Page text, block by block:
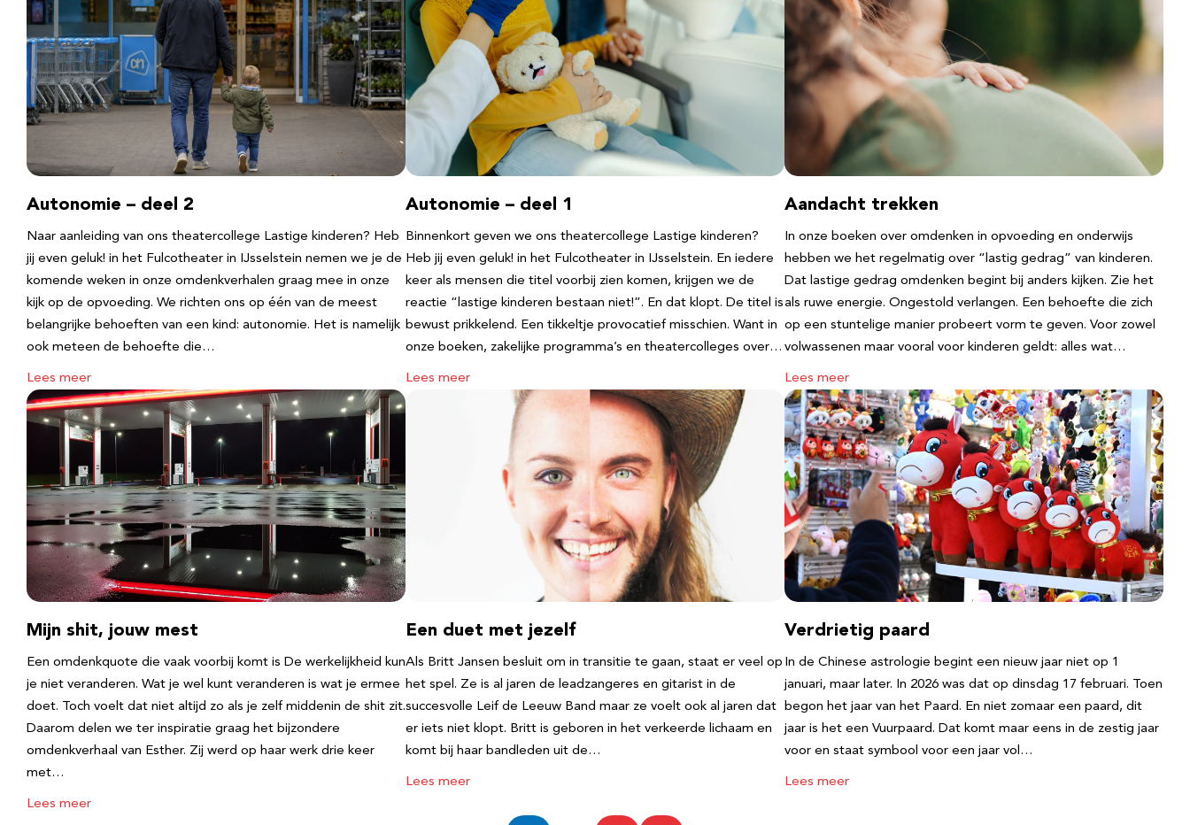
Autonomie – deel 2
Naar aanleiding van ons theatercollege Lastige kinderen? Heb
jij even geluk! in het Fulcotheater in IJsselstein nemen we je de
komende weken in onze omdenkverhalen graag mee in onze
kijk op de opvoeding. We richten ons op één van de meest
belangrijke behoeften van een kind: autonomie. Het is namelijk
ook meteen de behoefte die…
Lees meer
Autonomie – deel 1
Binnenkort geven we ons theatercollege Lastige kinderen?
Heb jij even geluk! in het Fulcotheater in IJsselstein. En iedere
keer als mensen die titel voorbij zien komen, krijgen we de
reactie “lastige kinderen bestaan niet!”. En dat klopt. De titel is
bewust prikkelend. Een tikkeltje provocatief misschien. Want in
onze boeken, zakelijke programma’s en theatercolleges over…
Lees meer
Aandacht trekken
In onze boeken over omdenken in opvoeding en onderwijs
hebben we het regelmatig over “lastig gedrag” van kinderen.
Dat lastige gedrag omdenken begint bij anders kijken. Zie het
als ruwe energie. Ongestold verlangen. Een behoefte die zich
op een stuntelige manier probeert vorm te geven. Voor zowel
volwassenen maar vooral voor kinderen geldt: alles wat…
Lees meer
Mijn shit, jouw mest
Een omdenkquote die vaak voorbij komt is De werkelijkheid kun
je niet veranderen. Wat je wel kunt veranderen is wat je ermee
doet. Toch voelt dat niet altijd zo als je zelf middenin de shit zit.
Daarom delen we ter inspiratie graag het bijzondere
omdenkverhaal van Esther. Zij werd op haar werk drie keer
met…
Lees meer
Een duet met jezelf
Als Britt Jansen besluit om in transitie te gaan, staat er veel op
het spel. Ze is al jaren de leadzangeres en gitarist in de
succesvolle Leif de Leeuw Band maar ze voelt ook al jaren dat
er iets niet klopt. Britt is geboren in het verkeerde lichaam en
komt bij haar bandleden uit de…
Lees meer
Verdrietig paard
In de Chinese astrologie begint een nieuw jaar niet op 1
januari, maar later. In 2026 was dat op dinsdag 17 februari. Toen
begon het jaar van het Paard. En niet zomaar een paard, dit
jaar is het een Vuurpaard. Dat komt maar eens in de zestig jaar
voor en staat symbool voor een jaar vol…
Lees meer